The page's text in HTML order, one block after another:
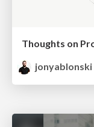
Thoughts on
jonyablonski